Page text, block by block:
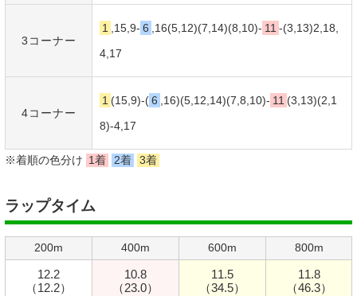
3コーナー
1 ,15,9- 6 ,16(5,12)(7,14)(8,10)- 11 -(3,13)2,18,
4,17
4コーナー
1 (15,9)-( 6 ,16)(5,12,14)(7,8,10)- 11 (3,13)(2,1
8)-4,17
※着順の色分け 1着 2着 3着
ラップタイム
200m
12.2
（12.2）
400m
10.8
（23.0）
600m
11.5
（34.5）
800m
11.8
（46.3）